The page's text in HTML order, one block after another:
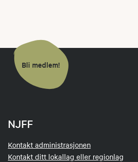
Bli medlem!
NJFF
Kontakt administrasjonen
Kontakt ditt lokallag eller regionlag